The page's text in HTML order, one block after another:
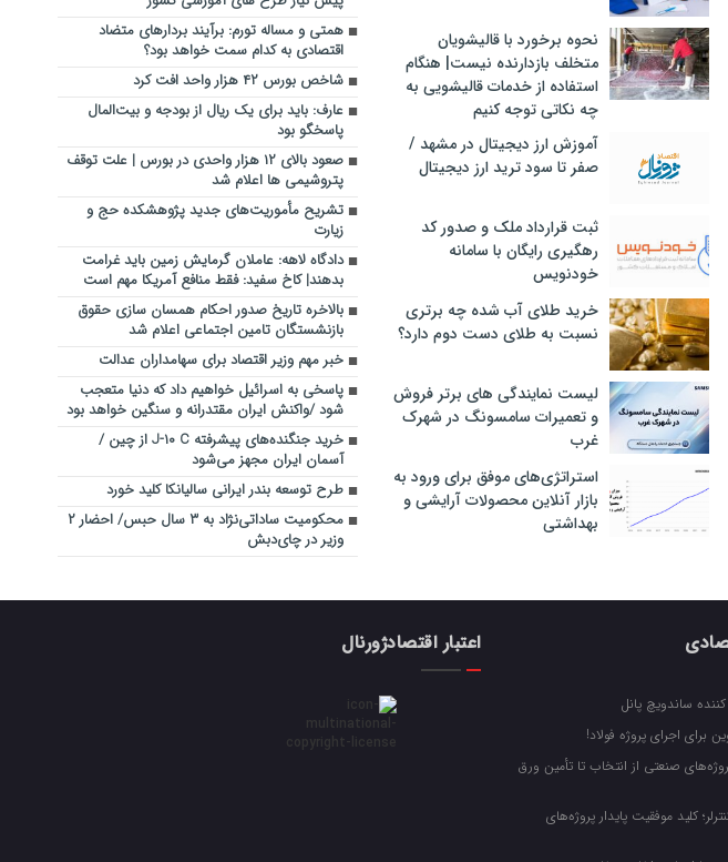
نحوه برخورد با قالیشویان
متخلف بازدارنده نیست| هنگام
استفاده از خدمات قالیشویی به
چه نکاتی توجه کنیم
آموزش ارز دیجیتال در مشهد /
صفر تا سود ترید ارز دیجیتال
ثبت قرارداد ملک و صدور کد
رهگیری رایگان با سامانه
خودنویس
خرید طلای آب شده چه برتری
نسبت به طلای دست دوم دارد؟
لیست نمایندگی های برتر فروش
و تعمیرات سامسونگ در شهرک
غرب
استراتژی‌های موفق برای ورود به
بازار آنلاین محصولات آرایشی و
بهداشتی
همتی و مساله تورم: برآیند بردارهای متضاد
اقتصادی به کدام سمت خواهد بود؟
شاخص بورس ۴۲ هزار واحد افت کرد
عارف: باید برای یک ریال از بودجه و بیت‌المال
پاسخگو بود
صعود بالای ۱۲ هزار واحدی در بورس | علت توقف
پتروشیمی ها اعلام شد
تشریح‌ مأموریت‌های جدید پژوهشکده حج و
زیارت
دادگاه لاهه: عاملان گرمایش زمین باید غرامت
بدهند| کاخ سفید: فقط منافع آمریکا مهم است
بالاخره تاریخ صدور احکام همسان سازی حقوق
بازنشستگان تامین اجتماعی اعلام شد
خبر مهم وزیر اقتصاد برای سهامداران عدالت
پاسخی به اسرائیل خواهیم داد که دنیا متعجب
شود /واکنش ایران مقتدرانه و سنگین خواهد بود
خرید جنگنده‌های پیشرفته J-۱۰ C از چین /
آسمان ایران مجهز می‌شود
طرح توسعه بندر ایرانی سالیانکا کلید خورد
محکومیت‌ ساداتی‌نژاد به ۳ سال حبس/ احضار ۲
وزیر ‌در چای‌دبش
ساندویچ پانل
برای اجرای پروژه فولاد!
صنعتی از انتخاب تا تأمین ورق
کلید موفقیت پایدار پروژه‌های
اعتبار اقتصادژورنال